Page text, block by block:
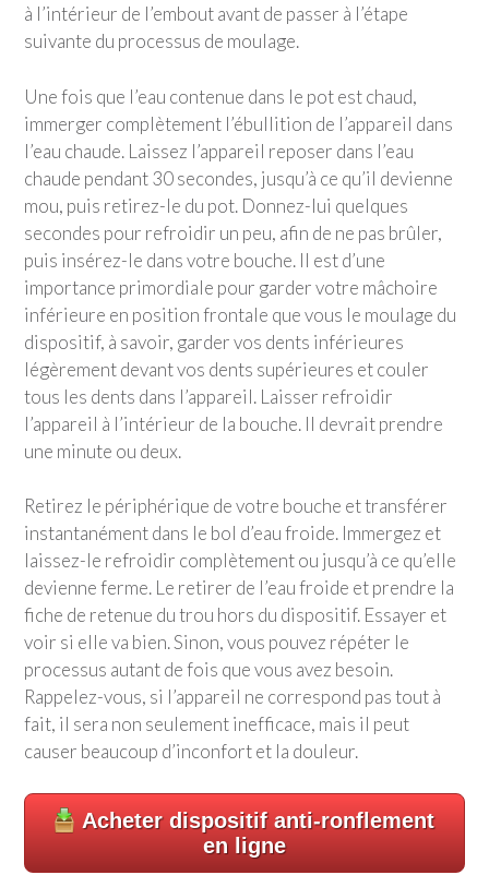
à l’intérieur de l’embout avant de passer à l’étape
suivante du processus de moulage.
Une fois que l’eau contenue dans le pot est chaud,
immerger complètement l’ébullition de l’appareil dans
l’eau chaude. Laissez l’appareil reposer dans l’eau
chaude pendant 30 secondes, jusqu’à ce qu’il devienne
mou, puis retirez-le du pot. Donnez-lui quelques
secondes pour refroidir un peu, afin de ne pas brûler,
puis insérez-le dans votre bouche. Il est d’une
importance primordiale pour garder votre mâchoire
inférieure en position frontale que vous le moulage du
dispositif, à savoir, garder vos dents inférieures
légèrement devant vos dents supérieures et couler
tous les dents dans l’appareil. Laisser refroidir
l’appareil à l’intérieur de la bouche. Il devrait prendre
une minute ou deux.
Retirez le périphérique de votre bouche et transférer
instantanément dans le bol d’eau froide. Immergez et
laissez-le refroidir complètement ou jusqu’à ce qu’elle
devienne ferme. Le retirer de l’eau froide et prendre la
fiche de retenue du trou hors du dispositif. Essayer et
voir si elle va bien. Sinon, vous pouvez répéter le
processus autant de fois que vous avez besoin.
Rappelez-vous, si l’appareil ne correspond pas tout à
fait, il sera non seulement inefficace, mais il peut
causer beaucoup d’inconfort et la douleur.
Acheter dispositif anti-ronflement
en ligne